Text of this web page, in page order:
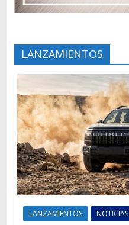
LANZAMIENTOS
LANZAMIENTOS NOTICIAS